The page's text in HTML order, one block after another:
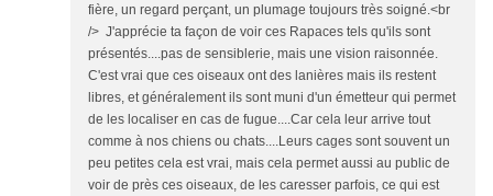
fière, un regard perçant, un plumage toujours très soigné.<br
/> J'apprécie ta façon de voir ces Rapaces tels qu'ils sont
présentés....pas de sensiblerie, mais une vision raisonnée.
C'est vrai que ces oiseaux ont des lanières mais ils restent
libres, et généralement ils sont muni d'un émetteur qui permet
de les localiser en cas de fugue....Car cela leur arrive tout
comme à nos chiens ou chats....Leurs cages sont souvent un
peu petites cela est vrai, mais cela permet aussi au public de
voir de près ces oiseaux, de les caresser parfois, ce qui est